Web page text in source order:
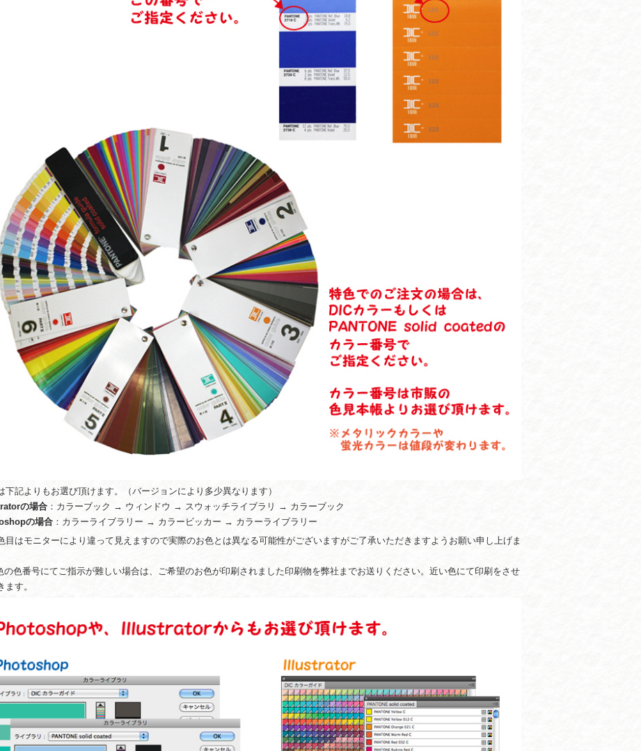
下記よりもお選び頂けます。（バージョンにより多少異なります）
の場合 ：カラーブック → ウィンドウ → スウォッチライブラリ → カラーブック
の場合 ：カラーライブラリー → カラービッカー → カラーライブラリー
目はモニターにより違って見えますので実際のお色とは異なる可能性がございますがご了承いただきますようお願い申し上げま
色番号にてご指示が難しい場合は、ご希望のお色が印刷されました印刷物を弊社までお送りください。近い色にて印刷をさせ
ます。